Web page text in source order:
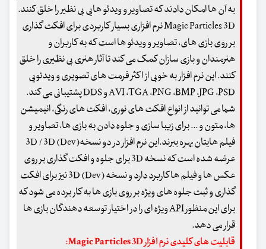
به آن ها امکان دادند که تصاویر و ویدئو هایی بی نظیر را خلق کنند.
Magic Particles 3D نرم افزاری بسیار کاربردی برای افکت گذاری
بر روی بازی های، تصاویر و ویدئو ها است که به کاربران و
هنرمندان و بازی سازان کمک می کند تا آثار هنری بی نظیری را خلق
کنند. این نرم افزار به خوبی از اکثر فرمت های تصویری و ویدئویی
AVI ،TGA ،PNG ،BMP ،JPG ،PSD و DDS پشتیبانی می کند.
شما می توانید از انواع افکت های نوری، افکت های رنگی، انیمیشن
ها، متون و ... برای زیبا سازی و جلوه دادن به بازی ها، تصاویر و
فیلم هایتان بهره ببرند.این نرم افزار در دو نسخه3D / 3D (Dev)
عرضه شده است که نسخه 3D برای جلوه و افکت گذاری بر روی
عکس ها و فیلم ها کاربرد دارد و نسخه 3D (Dev) نیز برای افکت
گذاری و ثبت جلوه های ویژه بر روی بازی ها به کار برده می شود که
برای این منظور API ویژه ای را در اختیار توسعه دهندگان بازی ها
قرار می دهد.
قابلیت های کلیدی نرم افزار Magic Particles 3D: